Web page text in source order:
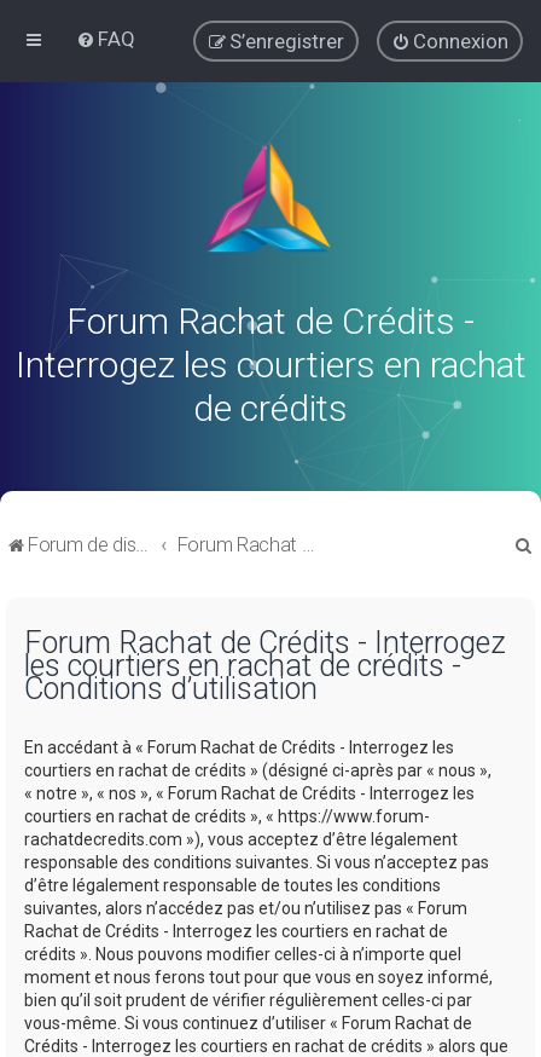
FAQ Connexion
S’enregistrer
Forum Rachat de Crédits -
Interrogez les courtiers en rachat
de crédits
Forum de discussions sur le Regroupement de Crédits et le Rachat de Crédits Forum Rachat de Crédits
Forum Rachat de Crédits - Interrogez
les courtiers en rachat de crédits -
Conditions d’utilisation
En accédant à « Forum Rachat de Crédits - Interrogez les
courtiers en rachat de crédits » (désigné ci-après par « nous »,
« notre », « nos », « Forum Rachat de Crédits - Interrogez les
courtiers en rachat de crédits », « https://www.forum-
rachatdecredits.com »), vous acceptez d’être légalement
responsable des conditions suivantes. Si vous n’acceptez pas
d’être légalement responsable de toutes les conditions
suivantes, alors n’accédez pas et/ou n’utilisez pas « Forum
Rachat de Crédits - Interrogez les courtiers en rachat de
crédits ». Nous pouvons modifier celles-ci à n’importe quel
moment et nous ferons tout pour que vous en soyez informé,
bien qu’il soit prudent de vérifier régulièrement celles-ci par
vous-même. Si vous continuez d’utiliser « Forum Rachat de
Crédits - Interrogez les courtiers en rachat de crédits » alors que